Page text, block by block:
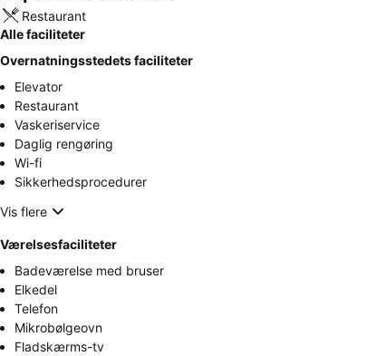
Restaurant
Alle faciliteter
Overnatningsstedets faciliteter
Elevator
Restaurant
Vaskeriservice
Daglig rengøring
Wi-fi
Sikkerhedsprocedurer
Vis flere
Værelsesfaciliteter
Badeværelse med bruser
Elkedel
Telefon
Mikrobølgeovn
Fladskærms-tv